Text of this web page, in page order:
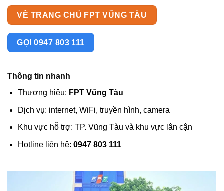
VỀ TRANG CHỦ FPT VŨNG TÀU
GỌI 0947 803 111
Thông tin nhanh
Thương hiệu: FPT Vũng Tàu
Dịch vụ: internet, WiFi, truyền hình, camera
Khu vực hỗ trợ: TP. Vũng Tàu và khu vực lân cận
Hotline liên hệ: 0947 803 111